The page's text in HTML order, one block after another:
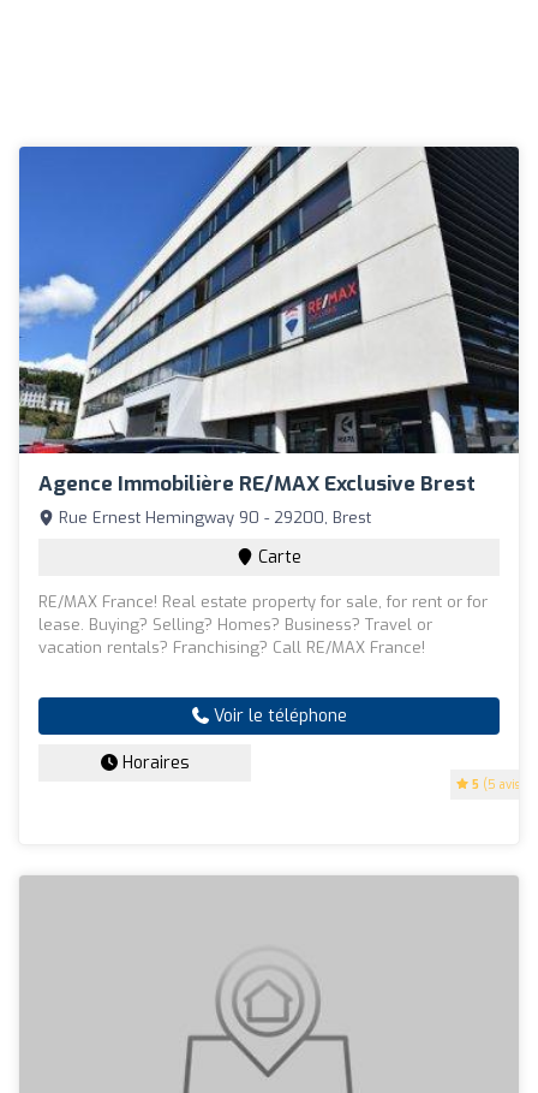
Agence Immobilière RE/MAX Exclusive Brest
5 (5 avis)
Rue Ernest Hemingway 90 - 29200, Brest
Carte
RE/MAX France! Real estate property for sale, for rent or for
lease. Buying? Selling? Homes? Business? Travel or
vacation rentals? Franchising? Call RE/MAX France!
Voir le téléphone
Horaires